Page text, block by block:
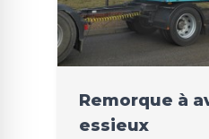
Remorque à
essieux